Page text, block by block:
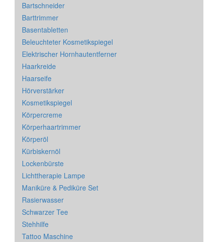
Bartschneider
Barttrimmer
Basentabletten
Beleuchteter Kosmetikspiegel
Elektrischer Hornhautentferner
Haarkreide
Haarseife
Hörverstärker
Kosmetikspiegel
Körpercreme
Körperhaartrimmer
Körperöl
Kürbiskernöl
Lockenbürste
Lichttherapie Lampe
Maniküre & Pediküre Set
Rasierwasser
Schwarzer Tee
Stehhilfe
Tattoo Maschine